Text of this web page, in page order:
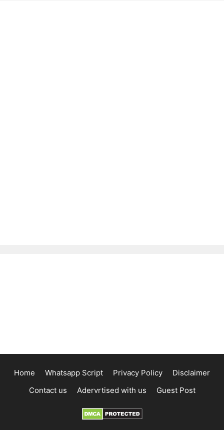
Home Whatsapp Script Privacy Policy
Disclaimer
Contact us
Adervrtised with us Guest Post